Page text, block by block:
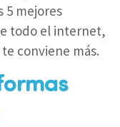
5 mejores
todo el internet,
conviene más.